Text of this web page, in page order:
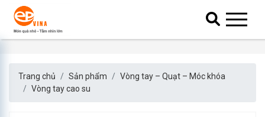
Trang chủ Sản phẩm
Vòng tay – Quạt – Móc khóa
Vòng tay cao su